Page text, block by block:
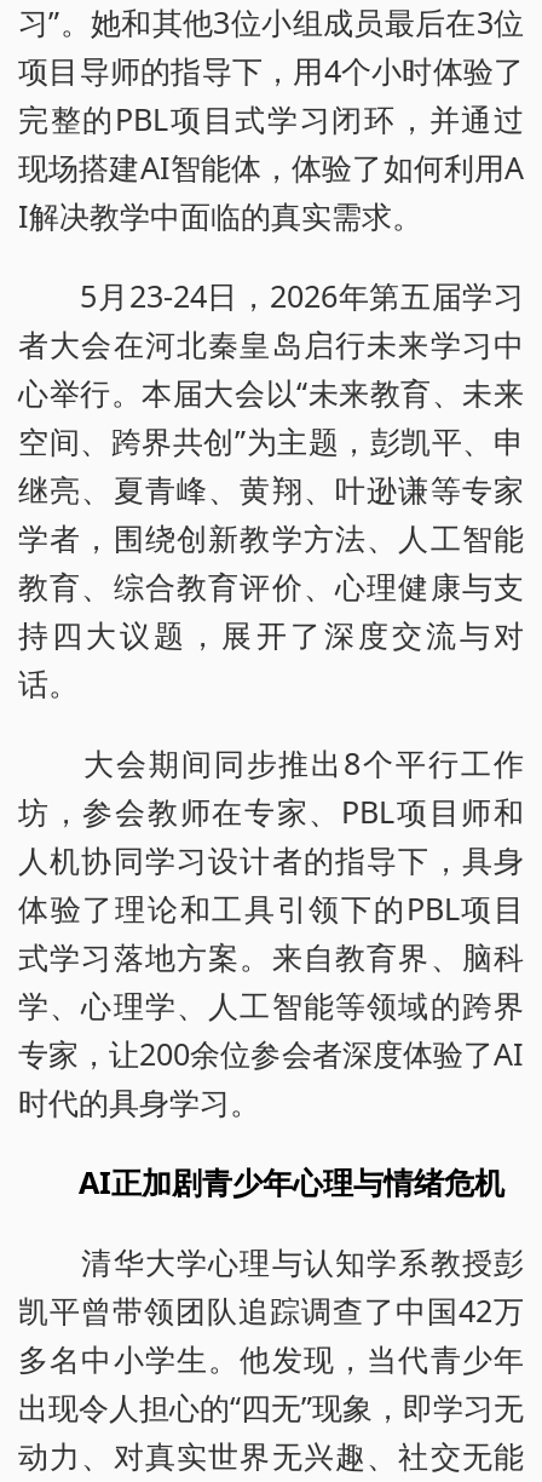
习”。她和其他3位小组成员最后在3位
项目导师的指导下，用4个小时体验了
完整的PBL项目式学习闭环，并通过
现场搭建AI智能体，体验了如何利用A
I解决教学中面临的真实需求。
5月23-24日，2026年第五届学习
者大会在河北秦皇岛启行未来学习中
心举行。本届大会以“未来教育、未来
空间、跨界共创”为主题，彭凯平、申
继亮、夏青峰、黄翔、叶逊谦等专家
学者，围绕创新教学方法、人工智能
教育、综合教育评价、心理健康与支
持四大议题，展开了深度交流与对
话。
大会期间同步推出8个平行工作
坊，参会教师在专家、PBL项目师和
人机协同学习设计者的指导下，具身
体验了理论和工具引领下的PBL项目
式学习落地方案。来自教育界、脑科
学、心理学、人工智能等领域的跨界
专家，让200余位参会者深度体验了AI
时代的具身学习。
AI正加剧青少年心理与情绪危机
清华大学心理与认知学系教授彭
凯平曾带领团队追踪调查了中国42万
多名中小学生。他发现，当代青少年
出现令人担心的“四无”现象，即学习无
动力、对真实世界无兴趣、社交无能